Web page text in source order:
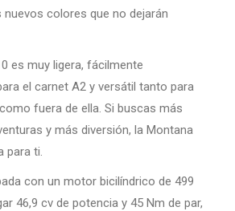
nuevos colores que no dejarán
es muy ligera, fácilmente
el carnet A2 y versátil tanto para
fuera de ella. Si buscas más
y más diversión, la Montana
para ti.
con un motor bicilíndrico de 499
46,9 cv de potencia y 45 Nm de par,